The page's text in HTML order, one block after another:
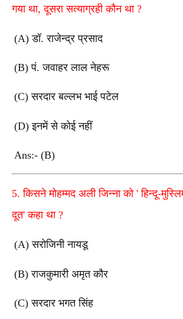
गया था,दूसरा सत्याग्रही कौन था ?
(A)डॉ. राजेन्द्र प्रसाद
(B)पं. जवाहर लाल नेहरू
(C)सरदार बल्लभ भाई पटेल
(D)इनमें से कोई नहीं
Ans:- (B)
5.किसने मोहम्मद अली जिन्ना को 'हिन्दू-
दूत'कहा था ?
(A)सरोजिनी नायडू
(B)राजकुमारी अमृत कौर
(C)सरदार भगत सिंह